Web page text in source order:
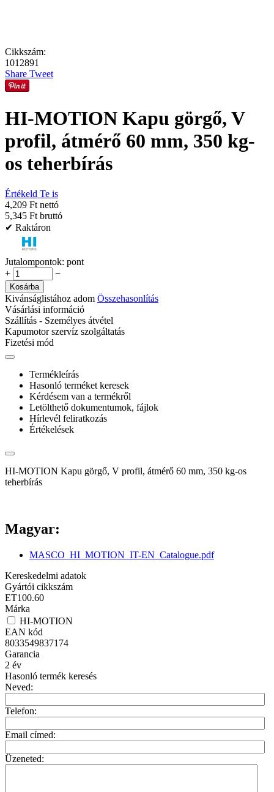
Cikkszám:
1012891
Share Tweet
HI-MOTION Kapu görgő, V
profil, átmérő 60 mm, 350 kg-
os teherbírás
Értékeld Te is
4,209 Ft nettó
5,345 Ft bruttó
✔ Raktáron
Jutalompontok: pont
+
−
Kosárba
Kivánságlistához adom Összehasonlítás
Vásárlási információ
Szállítás - Személyes átvétel
Kapumotor szervíz szolgáltatás
Fizetési mód
Termékleírás
Hasonló terméket keresek
Kérdésem van a termékről
Letölthető dokumentumok, fájlok
Hírlevél feliratkozás
Értékelések
HI-MOTION Kapu görgő, V profil, átmérő 60 mm, 350 kg-os
teherbírás
Magyar:
MASCO_HI_MOTION_IT-EN_Catalogue.pdf
Kereskedelmi adatok
Gyártói cikkszám
ET100.60
Márka
HI-MOTION
EAN kód
8033549837174
Garancia
2 év
Hasonló termék keresés
Neved:
Telefon:
Email címed:
Üzeneted: